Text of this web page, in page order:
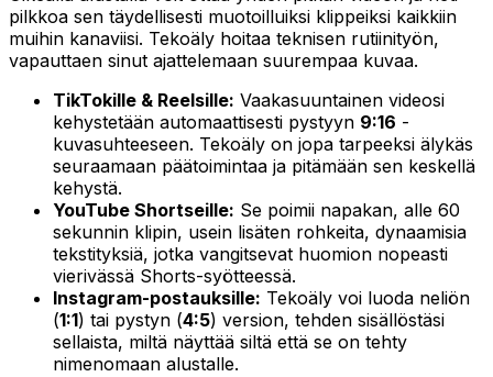
pilkkoa sen täydellisesti muotoilluiksi klippeiksi kaikkiin
muihin kanaviisi. Tekoäly hoitaa teknisen rutiinityön,
vapauttaen sinut ajattelemaan suurempaa kuvaa.
TikTokille & Reelsille: Vaakasuuntainen videosi
kehystetään automaattisesti pystyyn 9:16 -
kuvasuhteeseen. Tekoäly on jopa tarpeeksi älykäs
seuraamaan päätoimintaa ja pitämään sen keskellä
kehystä.
YouTube Shortseille: Se poimii napakan, alle 60
sekunnin klipin, usein lisäten rohkeita, dynaamisia
tekstityksiä, jotka vangitsevat huomion nopeasti
vierivässä Shorts-syötteessä.
Instagram-postauksille: Tekoäly voi luoda neliön
(1:1) tai pystyn (4:5) version, tehden sisällöstäsi
sellaista, miltä näyttää siltä että se on tehty
nimenomaan alustalle.